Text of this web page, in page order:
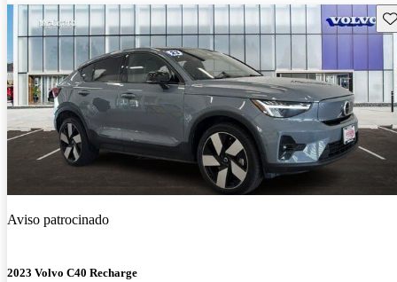
Aviso patrocinado
2023 Volvo C40 Recharge